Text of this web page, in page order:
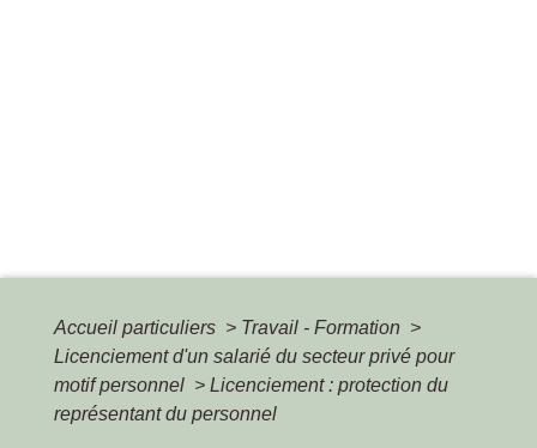
Accueil particuliers > Travail - Formation >
Licenciement d'un salarié du secteur privé pour
motif personnel > Licenciement : protection du
représentant du personnel